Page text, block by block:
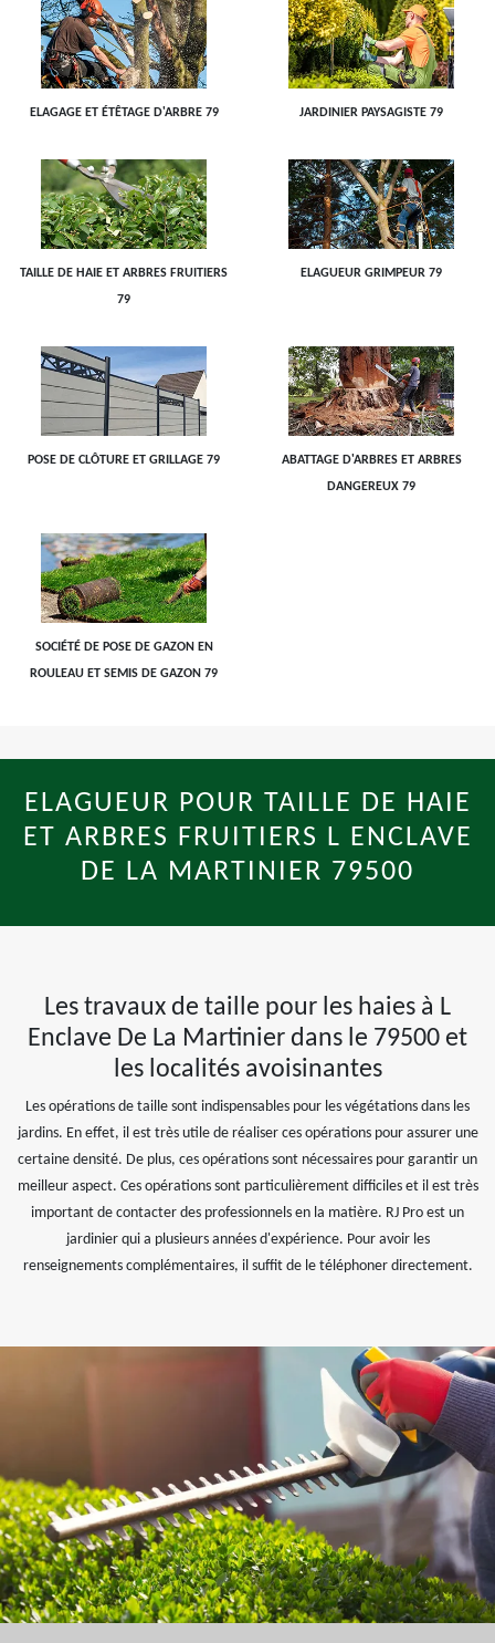
ELAGAGE ET ÉTÊTAGE D'ARBRE 79 JARDINIER PAYSAGISTE 79
TAILLE DE HAIE ET ARBRES FRUITIERS
79
ELAGUEUR GRIMPEUR 79
POSE DE CLÔTURE ET GRILLAGE 79
ABATTAGE D'ARBRES ET ARBRES
DANGEREUX 79
SOCIÉTÉ DE POSE DE GAZON EN
ROULEAU ET SEMIS DE GAZON 79
ELAGUEUR POUR TAILLE DE HAIE
ET ARBRES FRUITIERS L ENCLAVE
DE LA MARTINIER 79500
Les travaux de taille pour les haies à L
Enclave De La Martinier dans le 79500 et
les localités avoisinantes
Les opérations de taille sont indispensables pour les végétations dans les
jardins. En effet, il est très utile de réaliser ces opérations pour assurer une
certaine densité. De plus, ces opérations sont nécessaires pour garantir un
meilleur aspect. Ces opérations sont particulièrement difficiles et il est très
important de contacter des professionnels en la matière. RJ Pro est un
jardinier qui a plusieurs années d'expérience. Pour avoir les
renseignements complémentaires, il suffit de le téléphoner directement.